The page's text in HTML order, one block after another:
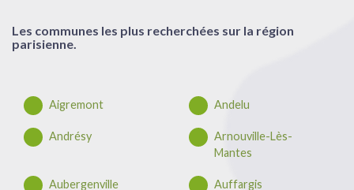
Les communes les plus recherchées sur la région
parisienne.
Aigremont Andelu
Andrésy
Arnouville-Lès-
Mantes
Aubergenville Auffargis